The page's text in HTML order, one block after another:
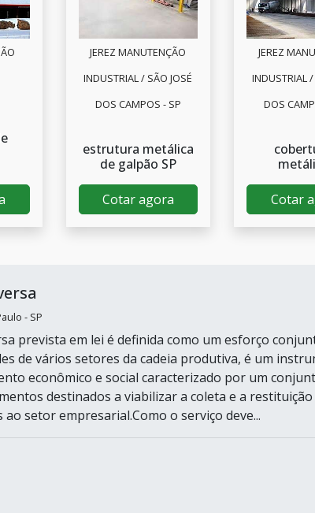
JEREZ MANUTENÇÃO
INDUSTRIAL / SÃO JOSÉ
DOS CAMPOS - SP
estrutura metálica
de galpão SP
Cotar agora
JEREZ
INDUSTRIAL /
DOS
Cotar
- SP
prevista em lei é definida como um esforço
de vários setores da cadeia produtiva, é um
econômico e social caracterizado por um
destinados a viabilizar a coleta e a restituição
setor empresarial.Como o serviço deve...